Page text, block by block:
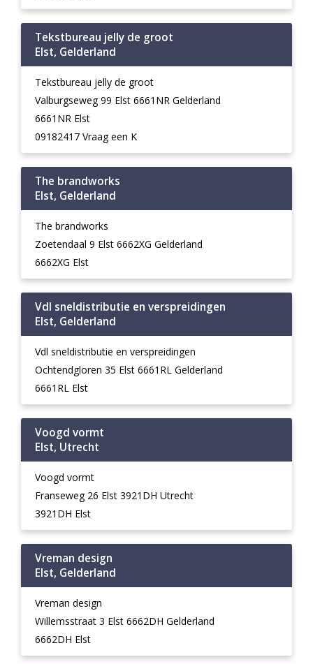
Tekstbureau jelly de groot
Elst, Gelderland
Tekstbureau jelly de groot
Valburgseweg 99 Elst 6661NR Gelderland
6661NR Elst
09182417 Vraag een K
The brandworks
Elst, Gelderland
The brandworks
Zoetendaal 9 Elst 6662XG Gelderland
6662XG Elst
Vdl sneldistributie en verspreidingen
Elst, Gelderland
Vdl sneldistributie en verspreidingen
Ochtendgloren 35 Elst 6661RL Gelderland
6661RL Elst
Voogd vormt
Elst, Utrecht
Voogd vormt
Franseweg 26 Elst 3921DH Utrecht
3921DH Elst
Vreman design
Elst, Gelderland
Vreman design
Willemsstraat 3 Elst 6662DH Gelderland
6662DH Elst